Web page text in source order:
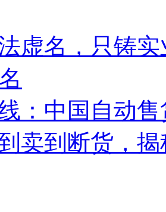
虚名，只铸
：中国自动
卖到断货，